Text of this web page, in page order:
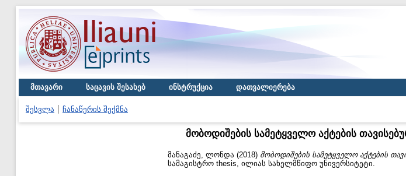
მთავარი საცავის შესახებ ინსტრუქცია დათვალიერება
შესვლა ჩანაწერის შექმნა
მობოდიშების სამეტყველო აქტების
მანაგაძე, ლონდა (2018) მობოდიშების სამეტყველო აქტების
სამაგისტრო thesis, ილიას სახელმწიფო უნივერსიტეტი.